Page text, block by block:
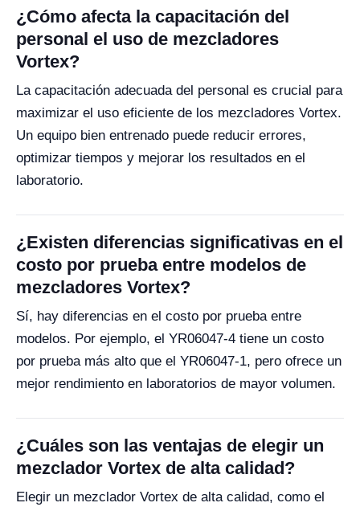
¿Cómo afecta la capacitación del
personal el uso de mezcladores
Vortex?
La capacitación adecuada del personal es crucial para
maximizar el uso eficiente de los mezcladores Vortex.
Un equipo bien entrenado puede reducir errores,
optimizar tiempos y mejorar los resultados en el
laboratorio.
¿Existen diferencias significativas en el
costo por prueba entre modelos de
mezcladores Vortex?
Sí, hay diferencias en el costo por prueba entre
modelos. Por ejemplo, el YR06047-4 tiene un costo
por prueba más alto que el YR06047-1, pero ofrece un
mejor rendimiento en laboratorios de mayor volumen.
¿Cuáles son las ventajas de elegir un
mezclador Vortex de alta calidad?
Elegir un mezclador Vortex de alta calidad, como el